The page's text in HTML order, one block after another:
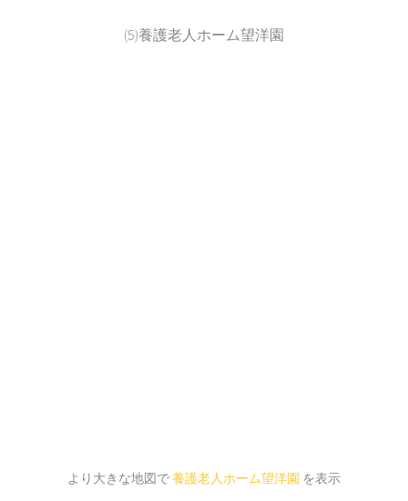
(5)養護老人ホーム望洋園
より大きな地図で養護老人ホーム望洋園 を表示